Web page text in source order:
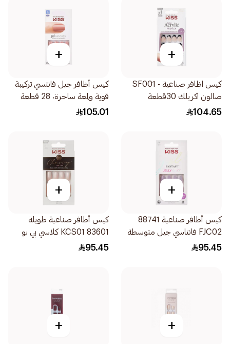
+
كيس اظافر صناعية - SF001
صالون اكريلك 30قطعة
104.65
+
كيس أظافر جيل فانتسي تركيبة
قوية ولمعة ساحرة، 28 قطعة
باللون الوردي
105.01
+
كيس أظافر صناعية 88741
FJC02 فانتاسي جيل متوسطة
الحجم 28 قطعة أرجواني
95.45
+
كيس أظافر صناعية طويلة
83601 KCS01 كلاسي بي يو
تيفو 28 قطعة
95.45
+
+